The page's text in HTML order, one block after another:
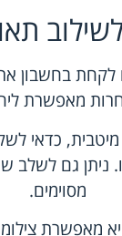
לקחת בחשבון
מאפשרת
כדאי
ניתן גם לשלב
מסוימים.
מאפשרת